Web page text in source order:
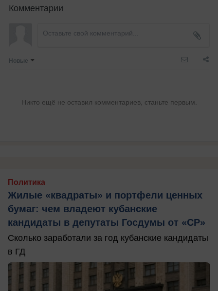
Комментарии
Новые
Никто ещё не оставил комментариев, станьте первым.
Политика
Жилые «квадраты» и портфели ценных
бумаг: чем владеют кубанские
кандидаты в депутаты Госдумы от «СР»
Сколько заработали за год кубанские кандидаты
в ГД